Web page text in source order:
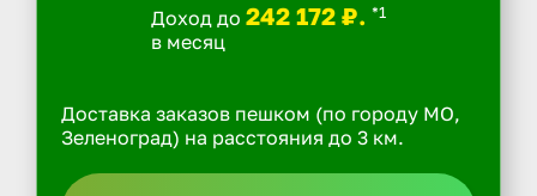
Доход до 242 172 ₽. *1
в месяц
Доставка заказов пешком (по городу МО,
Зеленоград) на расстояния до 3 км.